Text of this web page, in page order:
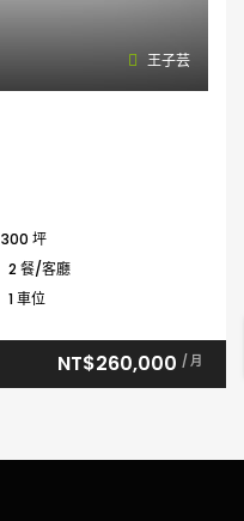
王子芸
300 坪
2 餐/客廳
1 車位
NT$260,000 / 月